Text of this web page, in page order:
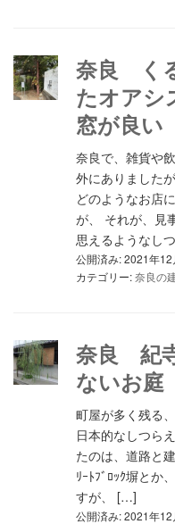
奈良 く
たオア
窓が良い
奈良で、雑貨や
外にありました
どのようなお店
が、 それが、見
思えるようなし
公開済み: 2021年12
カテゴリー:奈良の
奈良 紀
ないお庭
町屋が多く残る
日本的なしつら
たのは、道路と
ﾘｰﾄﾌﾞﾛｯｸ塀とか
すが、 […]
公開済み: 2021年12